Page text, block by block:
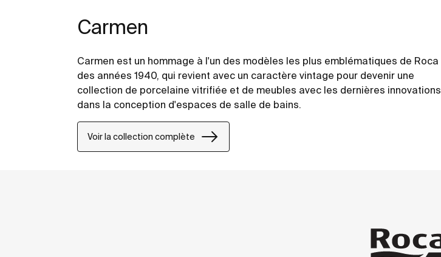
Carmen
Carmen est un hommage à l'un des modèles les plus emblématiques de Roca
des années 1940, qui revient avec un caractère vintage pour devenir une
collection de porcelaine vitrifiée et de meubles avec les dernières innovations
dans la conception d'espaces de salle de bains.
Voir la collection complète